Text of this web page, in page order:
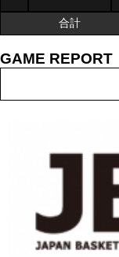
合計
GAME REPORT